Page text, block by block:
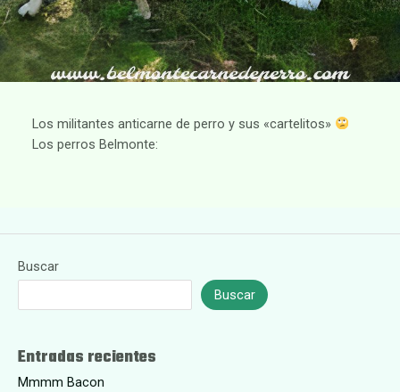
Los militantes anticarne de perro y sus «cartelitos»
Los perros Belmonte:
Buscar
Buscar
Entradas recientes
Mmmm Bacon